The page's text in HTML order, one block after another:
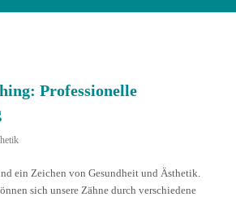
Professionelle
ein Zeichen von Gesundheit und Ästhetik.
sich unsere Zähne durch verschiedene